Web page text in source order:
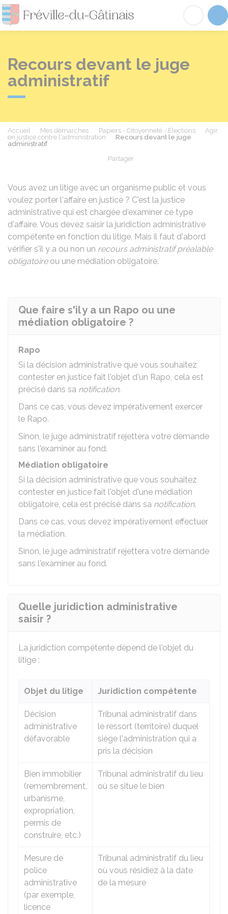
Fréville-du-
Recours devant le juge
administratif
Accueil Mes démarches Papiers - Citoyenneté - Élections
Agir
en justice contre l'administration
Recours devant le juge
administratif
Partager
Vous avez un litige avec un organisme public et vous
voulez porter l'affaire en justice ? C'est la justice
administrative qui est chargée d'examiner ce type
d'affaire. Vous devez saisir la juridiction administrative
compétente en fonction du litige. Mais il faut d'abord
vérifier s'il y a ou non un recours administratif préalable
obligatoireou une médiation obligatoire.
Que faire s'il y a un Rapo ou une
médiation obligatoire ?
Rapo
Si la décision administrative que vous souhaitez
contester en justice fait l'objet d'un Rapo, cela est
précisé dans sa notification.
Dans ce cas, vous devez impérativement exercer
le Rapo.
Sinon, le juge administratif rejettera votre demande
sans l'examiner au fond.
Médiation obligatoire
Si la décision administrative que vous souhaitez
contester en justice fait l'objet d'une médiation
obligatoire, cela est précisé dans sa notification.
Dans ce cas, vous devez impérativement effectuer
la médiation.
Sinon, le juge administratif rejettera votre demande
sans l'examiner au fond.
Quelle juridiction administrative
saisir ?
La juridiction compétente dépend de l'objet du
litige :
Objet du litige Juridiction compétente
Décision
administrative
défavorable
Tribunal administratif dans
le ressort (territoire) duquel
siège l'administration qui a
pris la décision
Bien immobilier
(remembrement,
urbanisme,
expropriation,
permis de
construire, etc.)
Tribunal administratif du lieu
où se situe le bien
Mesure de
police
administrative
(par exemple,
licence
Tribunal administratif du lieu
où vous résidiez à la date
de la mesure